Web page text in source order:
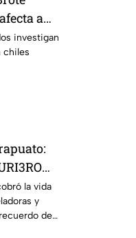
a
investigan
chiles
trenla vida
y
de